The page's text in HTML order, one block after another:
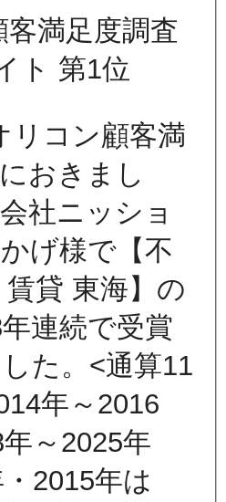
リコン顧客満
おきまし
社ニッショ
げ様で【不
貸 東海】の
連続で受賞
た。<通算11
年～2016
～2025年
・2015年は